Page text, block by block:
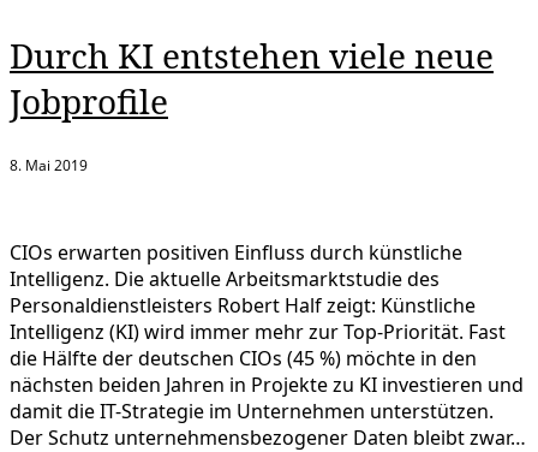
Durch KI entstehen viele neue
Jobprofile
8. Mai 2019
CIOs erwarten positiven Einfluss durch künstliche
Intelligenz. Die aktuelle Arbeitsmarktstudie des
Personaldienstleisters Robert Half zeigt: Künstliche
Intelligenz (KI) wird immer mehr zur Top-Priorität. Fast
die Hälfte der deutschen CIOs (45 %) möchte in den
nächsten beiden Jahren in Projekte zu KI investieren und
damit die IT-Strategie im Unternehmen unterstützen.
Der Schutz unternehmensbezogener Daten bleibt zwar…